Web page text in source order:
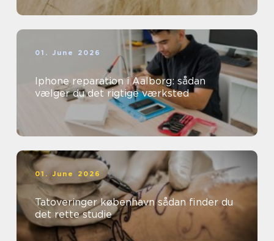
01. June 2026
Iphone reparation i Aalborg: sådan
vælger du det rigtige værksted
01. June 2026
Tatoveringer københavn sådan finder du
det rette studie